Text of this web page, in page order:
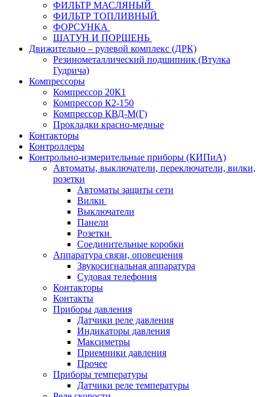
ФИЛЬТР МАСЛЯНЫЙ
ФИЛЬТР ТОПЛИВНЫЙ
ФОРСУНКА
ШАТУН И ПОРШЕНЬ
Движительно – рулевой комплекс (ДРК)
Резинометаллический подшипник (Втулка
Гудрича)
Компрессоры
Компрессор 20К1
Компрессор К2-150
Компрессор КВД-М(Г)
Прокладки красно-медные
Контакторы
Контроллеры
Контрольно-измерительные приборы (КИПиА)
Автоматы, выключатели, переключатели, вилки,
розетки
Автоматы защиты сети
Вилки
Выключатели
Панели
Розетки
Соединительные коробки
Аппаратура связи, оповещения
Звукосигнальная аппаратура
Судовая телефония
Контакторы
Контакты
Приборы давления
Датчики реле давления
Индикаторы давления
Максиметры
Приемники давления
Прочее
Приборы температуры
Датчики реле температуры